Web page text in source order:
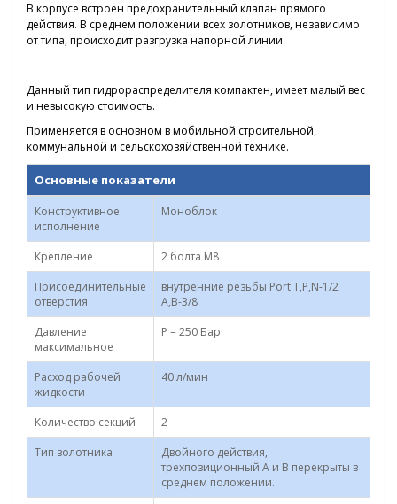
В корпусе встроен предохранительный клапан прямого
действия. В среднем положении всех золотников, независимо
от типа, происходит разгрузка напорной линии.
Данный тип гидрораспределителя компактен, имеет малый вес
и невысокую стоимость.
Применяется в основном в мобильной строительной,
коммунальной и сельскохозяйственной технике.
Основные показатели
Конструктивное
исполнение
Моноблок
Крепление
2 болта M8
Присоединительные
отверстия
внутренние резьбы Port T,P,N-1/2
А,В-3/8
Давление
максимальное
P = 250 Бар
Расход рабочей
жидкости
40 л/мин
Количество секций
2
Тип золотника
Двойного действия,
трехпозиционный A и В перекрыты в
среднем положении.